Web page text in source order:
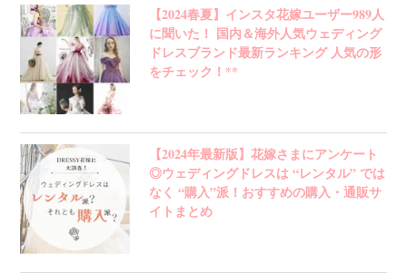
【2024春夏】インスタ花嫁ユーザー989人
に聞いた！ 国内＆海外人気ウェディング
ドレスブランド最新ランキング 人気の形
をチェック！**
【2024年最新版】花嫁さまにアンケート
◎ウェディングドレスは “レンタル” では
なく “購入”派！おすすめの購入・通販サ
イトまとめ